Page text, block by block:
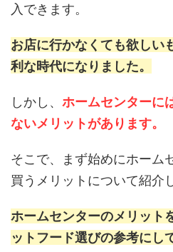
入できます。
お店に行かなくても欲しい
利な時代になりました。
しかし、 ホームセンターに
ないメリットがあります。
そこで、まず始めにホーム
買うメリットについて紹介
ホームセンターのメリット
ットフード選びの参考にし